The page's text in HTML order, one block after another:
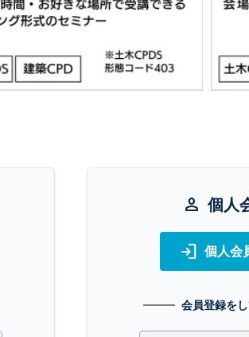
person 個人
login 個人会
会員登録を